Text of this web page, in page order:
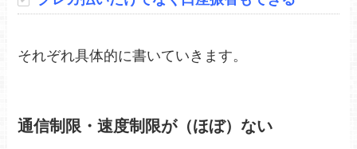
それぞれ具体的に書いていきます。
通信制限・速度制限が（ほぼ）ない